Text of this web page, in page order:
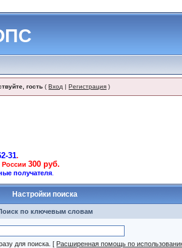
гость (Вход |Регистрация )
31.
России300 руб.
получателя
Настройки поиска
по ключевым словам
для поиска. [ Расширенная помощь по